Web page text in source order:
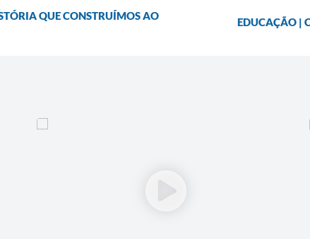
QUE CONSTRUÍMOS AO
EDUCAÇÃO |